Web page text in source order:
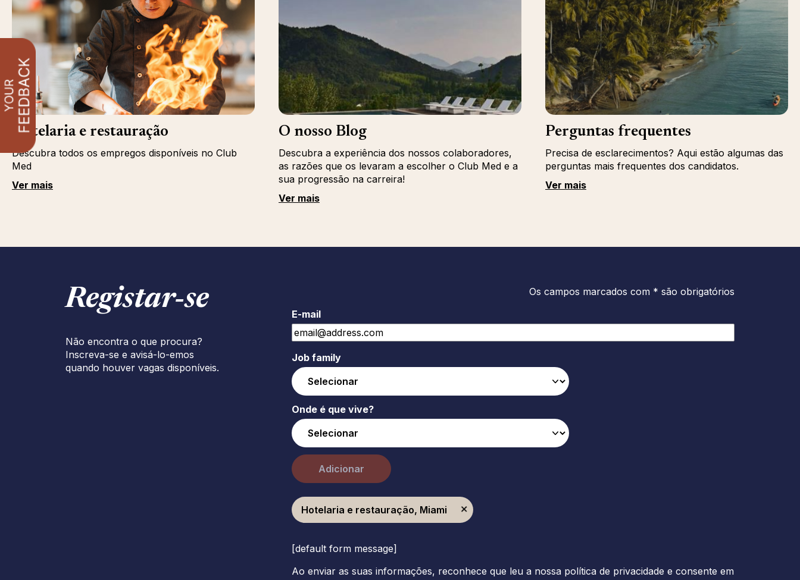
Hotelaria e restauração
Descubra todos os empregos disponíveis no Club
Med
Ver mais
O nosso Blog
Descubra a experiência dos nossos colaboradores,
as razões que os levaram a escolher o Club Med e a
sua progressão na carreira!
Ver mais
Perguntas frequentes
Precisa de esclarecimentos? Aqui estão algumas das
perguntas mais frequentes dos candidatos.
Ver mais
Registar‑se
Não encontra o que procura?
Inscreva-se e avisá-lo-emos
quando houver vagas disponíveis.
Os campos marcados com * são obrigatórios
E-mail
Job family
Onde é que vive?
Adicionar
Hotelaria e restauração, Miami
[default form message]
Ao enviar as suas informações, reconhece que leu a nossa política de privacidade e consente em